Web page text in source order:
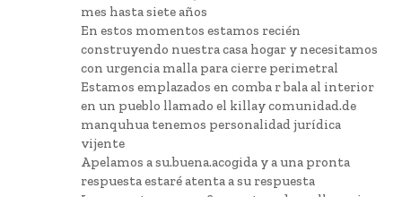
mes hasta siete años
En estos momentos estamos recién
construyendo nuestra casa hogar y necesitamos
con urgencia malla para cierre perimetral
Estamos emplazados en comba r bala al interior
en un pueblo llamado el killay comunidad.de
manquhua tenemos personalidad jurídica
vijente
Apelamos a su.buena.acogida y a una pronta
respuesta estaré atenta a su respuesta